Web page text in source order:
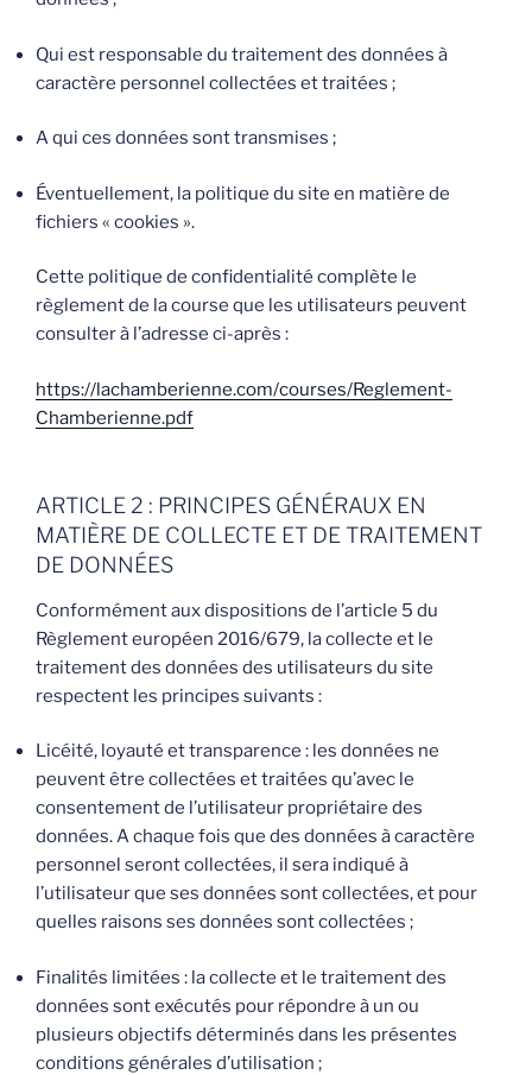
Qui est responsable du traitement des données à
caractère personnel collectées et traitées ;
A qui ces données sont transmises ;
Éventuellement, la politique du site en matière de
fichiers « cookies ».
Cette politique de confidentialité complète le
règlement de la course que les utilisateurs peuvent
consulter à l’adresse ci-après :
https://lachamberienne.com/courses/Reglement-
Chamberienne.pdf
ARTICLE 2 : PRINCIPES GÉNÉRAUX EN
MATIÈRE DE COLLECTE ET DE TRAITEMENT
DE DONNÉES
Conformément aux dispositions de l’article 5 du
Règlement européen 2016/679, la collecte et le
traitement des données des utilisateurs du site
respectent les principes suivants :
Licéité, loyauté et transparence : les données ne
peuvent être collectées et traitées qu’avec le
consentement de l’utilisateur propriétaire des
données. A chaque fois que des données à caractère
personnel seront collectées, il sera indiqué à
l’utilisateur que ses données sont collectées, et pour
quelles raisons ses données sont collectées ;
Finalités limitées : la collecte et le traitement des
données sont exécutés pour répondre à un ou
plusieurs objectifs déterminés dans les présentes
conditions générales d’utilisation ;